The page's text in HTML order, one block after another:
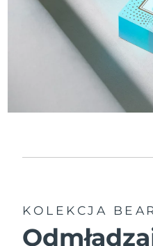
KOLEKCJA